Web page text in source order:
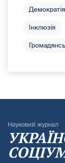
Демократія
Інклюзія
Науковий журнал